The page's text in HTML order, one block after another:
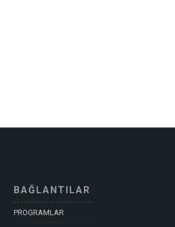
BAĞLANTILAR
PROGRAMLAR